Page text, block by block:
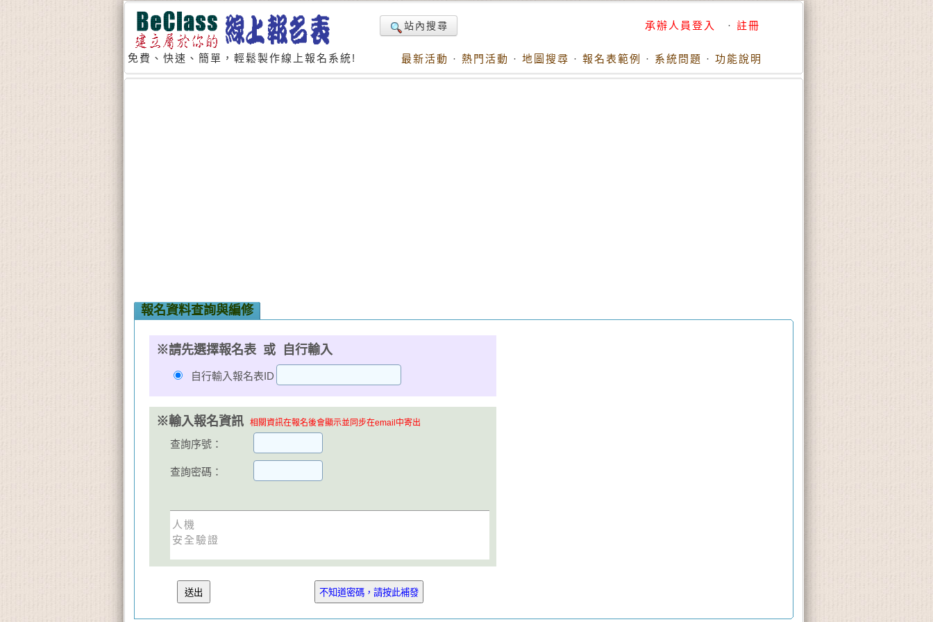
免費、快速、簡單，輕鬆製作線上報名系統!
站內搜尋 承辦人員登入 · 註冊
最新活動 · 熱門活動 · 地圖搜尋 · 報名表範例 · 系統問題 · 功能說明
報名資料查詢與編修
※請先選擇報名表 或 自行輸入
自行輸入報名表ID
※輸入報名資訊 相關資訊在報名後會顯示並同步在email中寄出
查詢序號：
查詢密碼：
人機
安全驗證